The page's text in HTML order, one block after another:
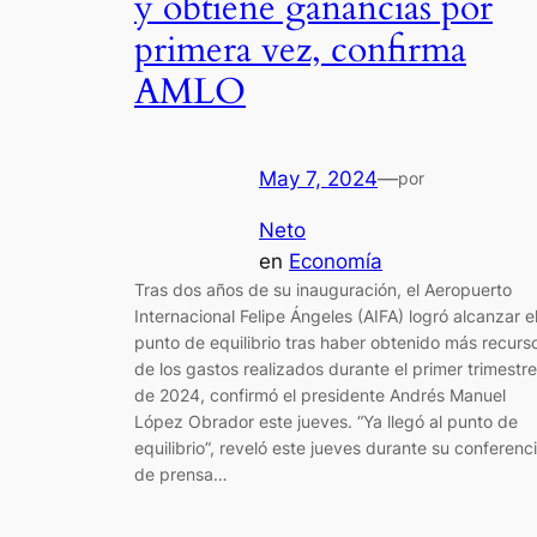
primera vez, confirma
AMLO
May 7, 2024—por
Neto
en Economía
Tras dos años de su inauguración, el Aeropuerto
Internacional Felipe Ángeles (AIFA) logró alcanzar el
punto de equilibrio tras haber obtenido más
de los gastos realizados durante el primer trimestre
de 2024, confirmó el presidente Andrés Manuel
López Obrador este jueves. “Ya llegó al punto de
equilibrio”, reveló este jueves durante su
de prensa…